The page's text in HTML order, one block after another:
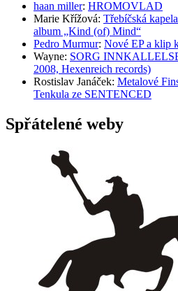
haan miller: HROMOVLAD
Marie Křížová: Třebíčská
album „Kind (of) Mind“
Pedro Murmur: Nové EP a klip
Wayne: SORG
2008, Hexenreich records)
Rostislav Janáček: Metalové
Tenkula ze SENTENCED
Spřátelené weby